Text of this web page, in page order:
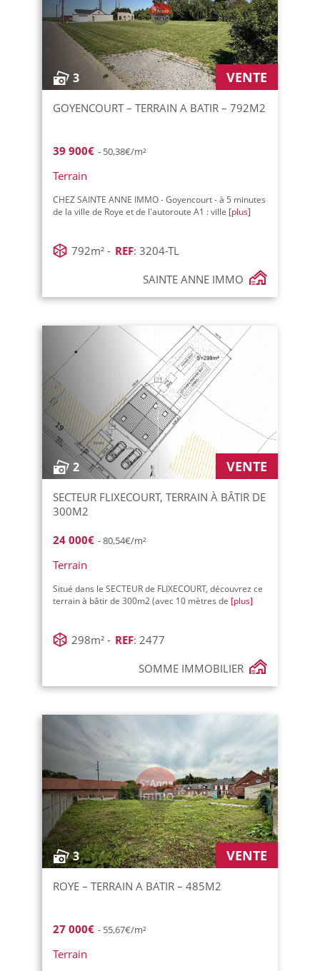
3 VENTE
GOYENCOURT – TERRAIN A BATIR – 792M2
39 900€ - 50,38€/m²
Terrain
CHEZ SAINTE ANNE IMMO - Goyencourt - à 5 minutes
de la ville de Roye et de l'autoroute A1 : ville [plus]
792m² - REF: 3204-TL
SAINTE ANNE IMMO
2 VENTE
SECTEUR FLIXECOURT, TERRAIN À BÂTIR DE
300M2
24 000€ - 80,54€/m²
Terrain
Situé dans le SECTEUR de FLIXECOURT, découvrez ce
terrain à bâtir de 300m2 (avec 10 mètres de [plus]
298m² - REF: 2477
SOMME IMMOBILIER
3 VENTE
ROYE – TERRAIN A BATIR – 485M2
27 000€ - 55,67€/m²
Terrain